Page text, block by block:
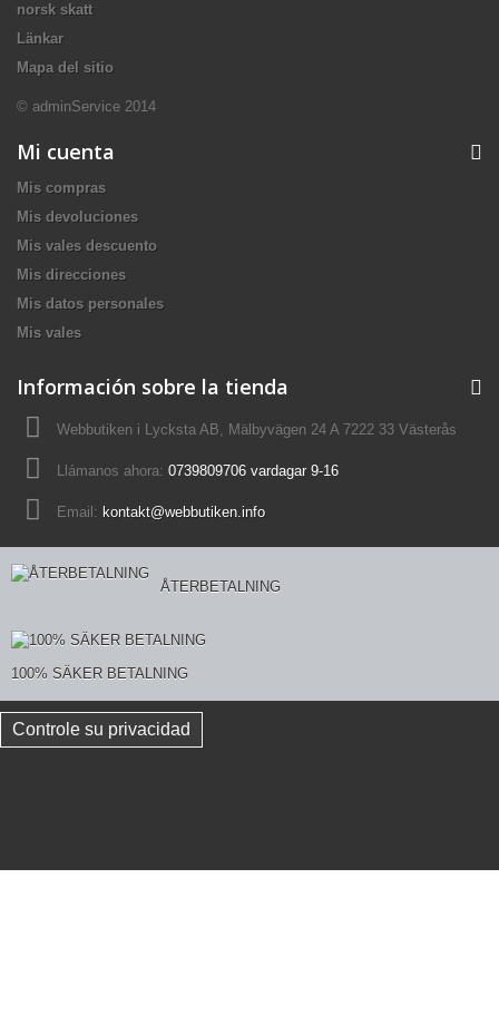
norsk skatt
Länkar
Mapa del sitio
© adminService 2014
Mi cuenta
Mis compras
Mis devoluciones
Mis vales descuento
Mis direcciones
Mis datos personales
Mis vales
Información sobre la tienda
Webbutiken i Lycksta AB, Mälbyvägen 24 A 7222 33 Västerås
Llámanos ahora: 0739809706 vardagar 9-16
Email: kontakt@webbutiken.info
ÅTERBETALNING
100% SÄKER BETALNING
Controle su privacidad